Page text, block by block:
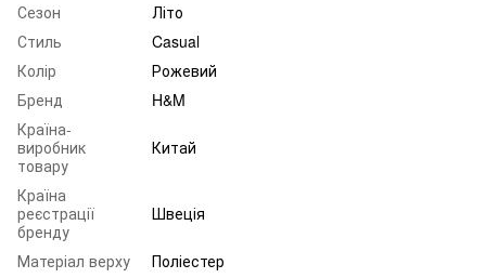
Сезон
Літо
Стиль
Casual
Колір
Рожевий
Бренд
H&M
Країна-
виробник
товару
Китай
Країна
реєстрації
бренду
Швеція
Матеріал верху
Поліестер